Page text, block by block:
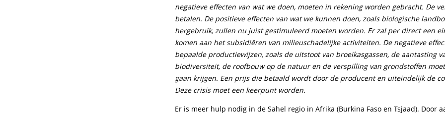
negatieve effecten van wat we doen, moeten in rekening worden gebracht. De
betalen. De positieve effecten van wat we kunnen doen, zoals biologische
hergebruik, zullen nu juist gestimuleerd moeten worden. Er zal per direct een
komen aan het subsidiëren van milieuschadelijke activiteiten. De negatieve
bepaalde productiewijzen, zoals de uitstoot van broeikasgassen, de aantasting
biodiversiteit, de roofbouw op de natuur en de verspilling van grondstoffen
gaan krijgen. Een prijs die betaald wordt door de producent en uiteindelijk de
Deze crisis moet een keerpunt worden.
Er is meer hulp nodig in de Sahel regio in Afrika (Burkina Faso en Tsjaad). Door